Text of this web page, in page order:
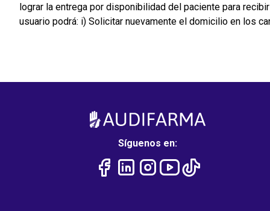
lograr la entrega por disponibilidad del paciente para
usuario podrá: i) Solicitar nuevamente el domicilio en los
Síguenos en: